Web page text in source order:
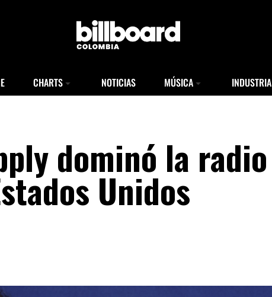
CHARTS NOTICIAS MÚSICA INDUSTRIA
dominó la radio
Unidos